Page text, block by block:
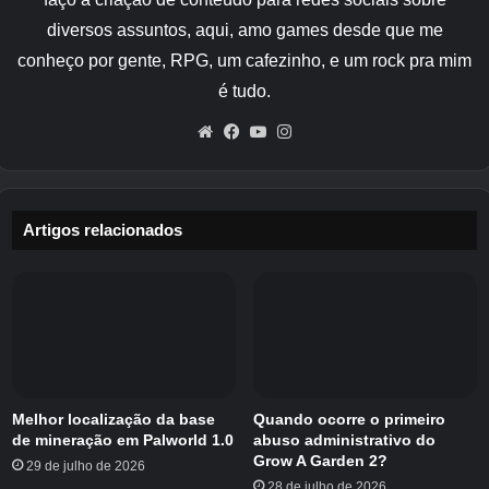
devem ser relativamente fracos se você estiver
em um nível em que esteja se preparando para
enfrentar a Donzela Abençoada, e um AOE
com um ataque de acompanhamento adicional
deve ser suficiente para erradicar todos eles de
Não importa qual grupo de inimigos você
escolha, quando eles morrerem, há uma
diversos assuntos, aqui, amo games desde que me
conheço por gente, RPG, um cafezinho, e um rock pra mim
é tudo.
WebsiteFacebook
YouTube
Artigos relacionados
Melhor localização da base
de mineração em Palworld 1.0
29 de julho de 2026
Quando ocorre o primeiro
abuso administrativo do
Grow A Garden 2?